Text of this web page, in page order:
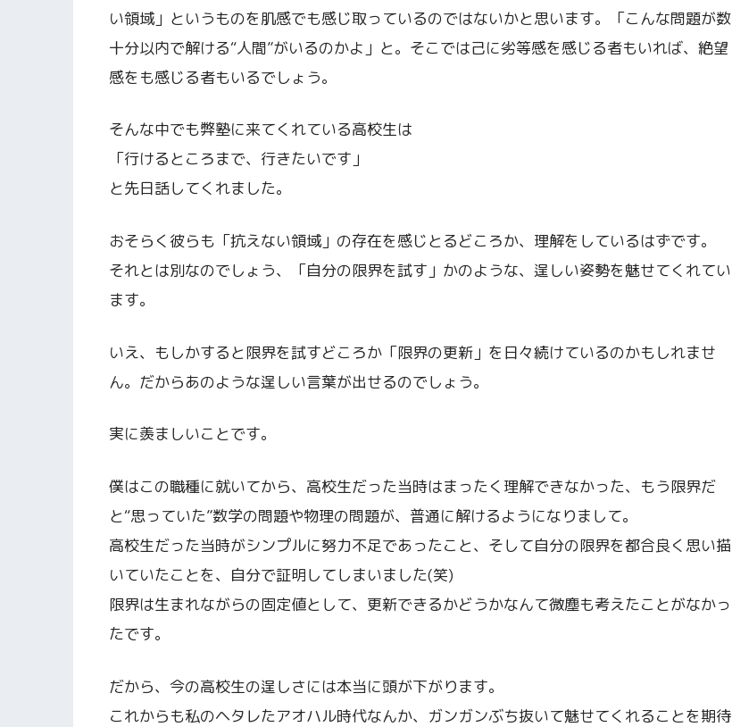
い領域」というものを肌感でも感じ取っているのではないかと思います。「こんな問題が数
十分以内で解ける“人間”がいるのかよ」と。そこでは己に劣等感を感じる者もいれば、絶望
感をも感じる者もいるでしょう。
そんな中でも弊塾に来てくれている高校生は
「行けるところまで、行きたいです」
と先日話してくれました。
おそらく彼らも「抗えない領域」の存在を感じとるどころか、理解をしているはずです。
それとは別なのでしょう、「自分の限界を試す」かのような、逞しい姿勢を魅せてくれてい
ます。
いえ、もしかすると限界を試すどころか「限界の更新」を日々続けているのかもしれませ
ん。だからあのような逞しい言葉が出せるのでしょう。
実に羨ましいことです。
僕はこの職種に就いてから、高校生だった当時はまったく理解できなかった、もう限界だ
と“思っていた”数学の問題や物理の問題が、普通に解けるようになりまして。
高校生だった当時がシンプルに努力不足であったこと、そして自分の限界を都合良く思い描
いていたことを、自分で証明してしまいました(笑)
限界は生まれながらの固定値として、更新できるかどうかなんて微塵も考えたことがなかっ
たです。
だから、今の高校生の逞しさには本当に頭が下がります。
これからも私のヘタレたアオハル時代なんか、ガンガンぶち抜いて魅せてくれることを期待